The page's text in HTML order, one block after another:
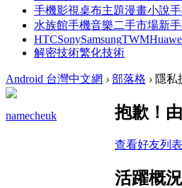
手機影視桌布主題漫畫小說
水族館手機音樂二手市場新
HTCSonySamsungTWM
解密技術繁化技術
Android 台灣中文網 › 部落格 › 隱私
namecheuk 抱歉！
查看好友列表
活躍概況